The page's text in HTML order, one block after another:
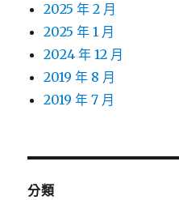
2025 年 2 月
2025 年 1 月
2024 年 12 月
2019 年 8 月
2019 年 7 月
分類